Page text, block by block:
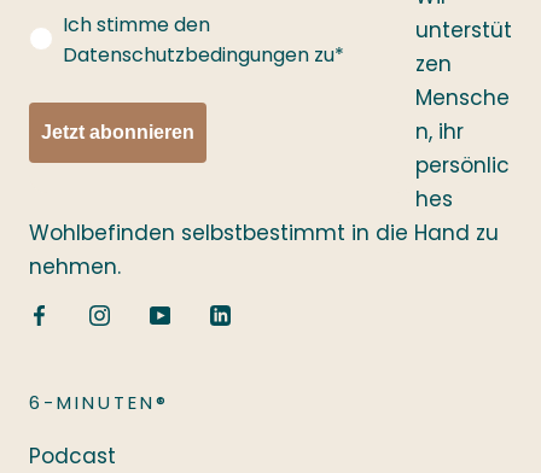
gdprConsent
Ich stimme den
Datenschutzbedingungen zu*
Jetzt abonnieren
unterstüt
zen
Mensche
n, ihr
persönlic
hes
Wohlbefinden selbstbestimmt in die Hand zu
nehmen.
6-MINUTEN®
Podcast